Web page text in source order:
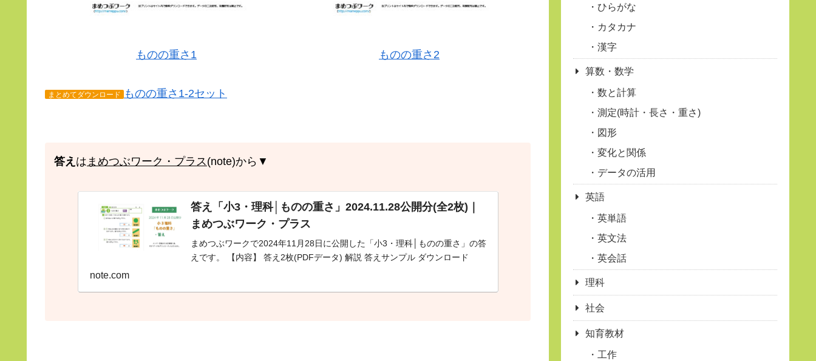
ものの重さ1
まとめてダウンロード ものの重さ1-2セット
ものの重さ2
答え は まめつぶワーク・プラス(note)から▼
答え「小3・理科│ものの重さ」2024.11.28公開分(全2枚)｜
まめつぶワーク・プラス
まめつぶワークで2024年11月28日に公開した「小3・理科│ものの重さ」の答
えです。 【内容】 答え2枚(PDFデータ) 解説 答えサンプル ダウンロード
note.com
ひらがな
カタカナ
漢字
算数・数学
数と計算
測定(時計・長さ・重さ)
図形
変化と関係
データの活用
英語
英単語
英文法
英会話
理科
社会
知育教材
工作